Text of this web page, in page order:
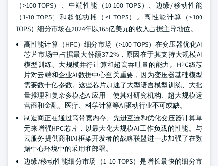
（>100 TOPS）、中端性能（10-100 TOPS）、边缘/移动性能
（1-10 TOPS）和超低功耗（<1 TOPS）。高性能计算（>100
TOPS）细分市场在2024年以165亿美元的收入占据主导地位。
高性能计算（HPC）细分市场（>100 TOPS）在变压器优化AI
芯片市场中占据最大份额37.2%，原因在于其支持大规模AI
模型训练、大规模并行计算和超高吞吐量的能力。HPC级芯
片对云端和企业AI数据中心至关重要，因为变压器基础模型
需要数十亿参数。这些芯片加速了大型语言模型训练、大批
量推理和复杂多模态AI应用，使其对研究机构、超大规模运
营商和金融、医疗、科学计算等AI驱动行业不可或缺。
制造商正在通过高带宽内存、先进互连和优化变压器计算单
元来增强HPC芯片，以最大化大规模AI工作负载的性能。与
云服务提供商和AI框架开发者的战略联盟进一步加强了在数
据中心环境中的采用和部署。
边缘/移动性能细分市场（1–10 TOPS）是增长最快的细分市